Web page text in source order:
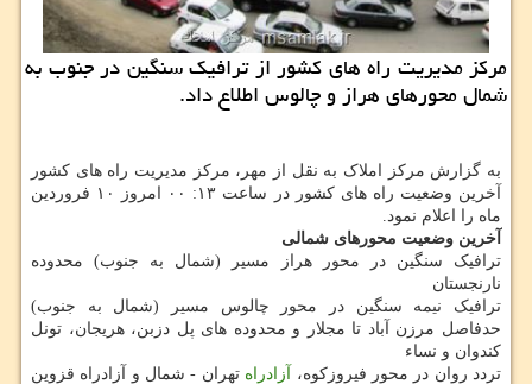
مرکز مدیریت راه های کشور از ترافیک سنگین در جنوب به
شمال محورهای هراز و چالوس اطلاع داد.
به گزارش مرکز املاک به نقل از مهر، مرکز مدیریت راه های کشور
آخرین وضعیت راه های کشور در ساعت ۱۳: ۰۰ امروز ۱۰ فروردین
ماه را اعلام نمود.
آخرین وضعیت محورهای شمالی
ترافیک سنگین در محور هراز مسیر (شمال به جنوب) محدوده
نارنجستان
ترافیک نیمه سنگین در محور چالوس مسیر (شمال به جنوب)
حدفاصل مرزن آباد تا مجلار و محدوده های پل دزبن، هریجان، تونل
کندوان و نساء
تردد روان در محور فیروزکوه،
آزادراه تهران - شمال و آزادراه قزوین